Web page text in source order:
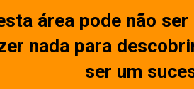
área pode não
nada para
ser um